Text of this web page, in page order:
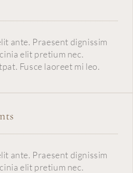
ante. Praesent dignissim
elit pretium nec.
Fusce laoreet mi leo.
ante. Praesent dignissim
elit pretium nec.